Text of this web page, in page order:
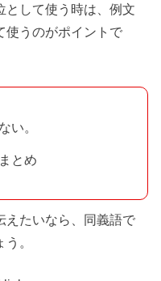
として使う時は、例文
使うのがポイントで
い。
とめ
えたいなら、同義語で
。